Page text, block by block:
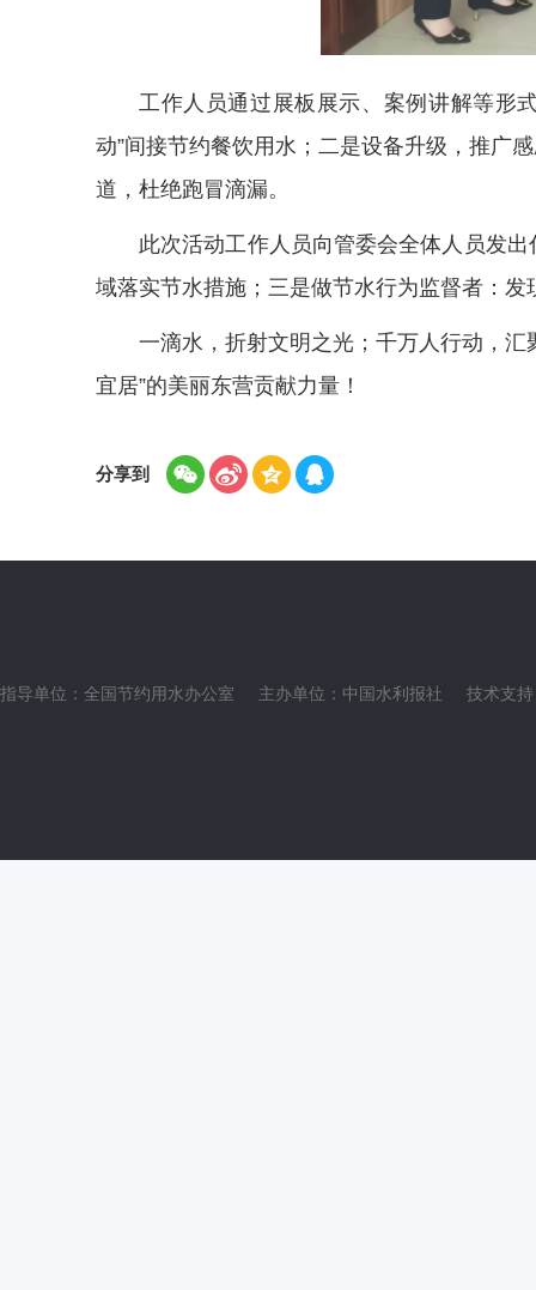
工作人员通过展板展示、案例讲解等形
动”间接节约餐饮用水；二是设备升级，推广
道，杜绝跑冒滴漏。
此次活动工作人员向管委会全体人员发
域落实节水措施；三是做节水行为监督者：
一滴水，折射文明之光；千万人行动，
宜居”的美丽东营贡献力量！
分享到
指导单位：全国节约用水办公室 主办单位：中国水利报社 技术支